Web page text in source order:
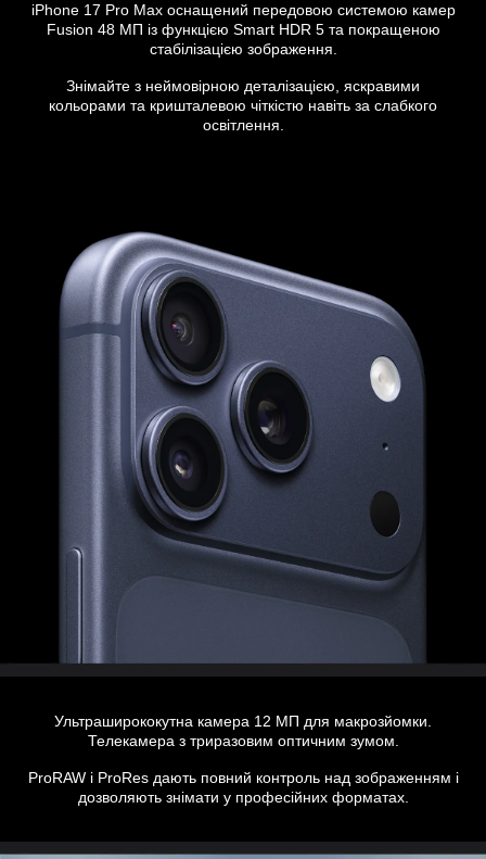
iPhone 17 Pro Max оснащений передовою системою камер
Fusion 48 МП із функцією Smart HDR 5 та покращеною
стабілізацією зображення.
Знімайте з неймовірною деталізацією, яскравими
кольорами та кришталевою чіткістю навіть за слабкого
освітлення.
Ультраширококутна камера 12 МП для макрозйомки.
Телекамера з триразовим оптичним зумом.
ProRAW і ProRes дають повний контроль над зображенням і
дозволяють знімати у професійних форматах.